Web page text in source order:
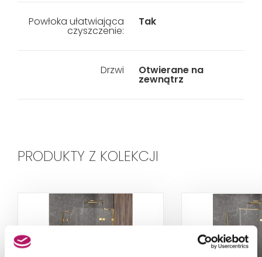
Powłoka ułatwiająca
czyszczenie:
Tak
Drzwi Otwierane na
zewnątrz
PRODUKTY Z KOLEKCJI